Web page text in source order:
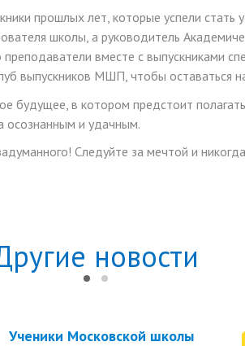
прошлых лет, которые успели
школы, а руководитель
вместе с выпускниками
выпускников МШП, чтобы оставаться
будущее, в котором предстоит
осознанным и удачным.
Следуйте за мечтой и
новости
Ученики Московской школы